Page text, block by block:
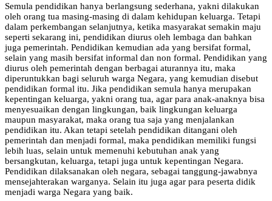
Semula pendidikan hanya berlangsung sederhana, yakni dilakukan
oleh orang tua masing-masing di dalam kehidupan keluarga. Tetapi
dalam perkembangan selanjutnya, ketika masyarakat semakin maju
seperti sekarang ini, pendidikan diurus oleh lembaga dan bahkan
juga pemerintah. Pendidikan kemudian ada yang bersifat formal,
selain yang masih bersifat informal dan non formal. Pendidikan yang
diurus oleh pemerintah dengan berbagai aturannya itu, maka
diperuntukkan bagi seluruh warga Negara, yang kemudian disebut
pendidikan formal itu. Jika pendidikan semula hanya merupakan
kepentingan keluarga, yakni orang tua, agar para anak-anaknya bisa
menyesuaikan dengan lingkungan, baik lingkungan keluarga
maupun masyarakat, maka orang tua saja yang menjalankan
pendidikan itu. Akan tetapi setelah pendidikan ditangani oleh
pemerintah dan menjadi formal, maka pendidikan memiliki fungsi
lebih luas, selain untuk memenuhi kebutuhan anak yang
bersangkutan, keluarga, tetapi juga untuk kepentingan Negara.
Pendidikan dilaksanakan oleh negara, sebagai tanggung-jawabnya
mensejahterakan warganya. Selain itu juga agar para peserta didik
menjadi warga Negara yang baik.